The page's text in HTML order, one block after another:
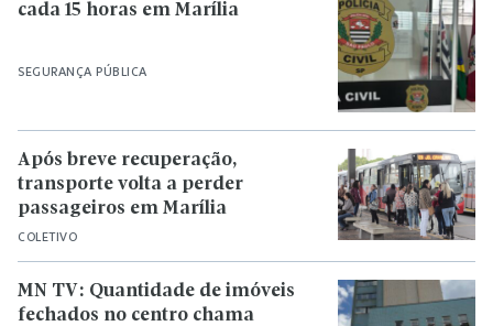
SEGURANÇA PÚBLICA
cada 15 horas em Marília
COLETIVO
Após breve recuperação,
transporte volta a perder
passageiros em Marília
MN TV: Quantidade de imóveis
fechados no centro chama